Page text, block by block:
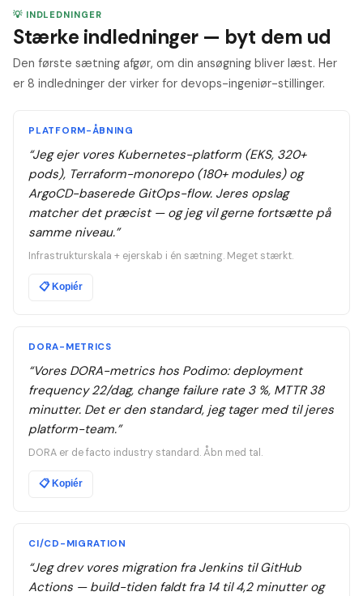
💡 INDLEDNINGER
Stærke indledninger — byt dem ud
Den første sætning afgør, om din ansøgning bliver læst. Her
er 8 indledninger der virker for devops-ingeniør-stillinger.
PLATFORM-ÅBNING
“Jeg ejer vores Kubernetes-platform (EKS, 320+
pods), Terraform-monorepo (180+ modules) og
ArgoCD-baserede GitOps-flow. Jeres opslag
matcher det præcist — og jeg vil gerne fortsætte på
samme niveau.”
Infrastrukturskala + ejerskab i én sætning. Meget stærkt.
📋Kopiér
DORA-METRICS
“Vores DORA-metrics hos Podimo: deployment
frequency 22/dag, change failure rate 3 %, MTTR 38
minutter. Det er den standard, jeg tager med til jeres
platform-team.”
DORA er de facto industry standard. Åbn med tal.
📋Kopiér
CI/CD-MIGRATION
“Jeg drev vores migration fra Jenkins til GitHub
Actions — build-tiden faldt fra 14 til 4,2 minutter og